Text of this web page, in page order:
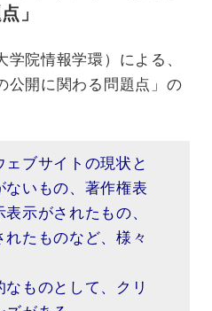
」
院情報学環）による、
公開に関わる問題点」の
ェブサイトの現状と
ないもの、著作権表
示がされたもの、
たものなど、様々
なものとして、クリ